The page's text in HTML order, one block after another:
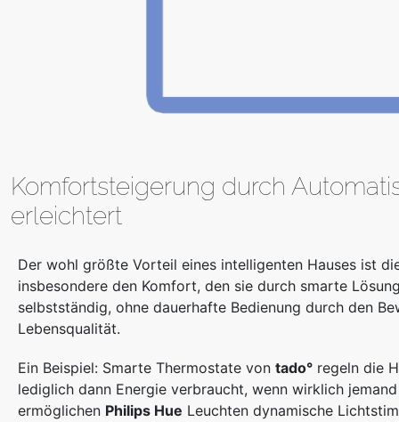
Komfortsteigerung durch
erleichtert
Der wohl größte Vorteil eines intelligenten Hauses ist
insbesondere den Komfort, den sie durch smarte
selbstständig, ohne dauerhafte Bedienung durch den
Lebensqualität.
Ein Beispiel: Smarte Thermostate von tado° regeln die
lediglich dann Energie verbraucht, wenn wirklich
ermöglichen Philips Hue Leuchten dynamische